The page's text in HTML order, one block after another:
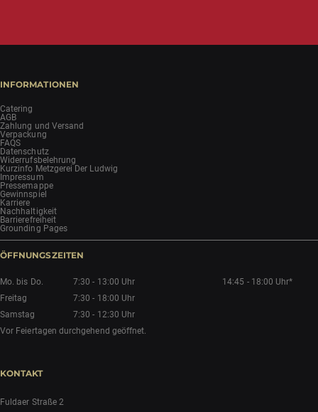
INFORMATIONEN
Catering
AGB
Zahlung und Versand
Verpackung
FAQS
Datenschutz
Widerrufsbelehrung
Kurzinfo Metzgerei Der Ludwig
Impressum
Pressemappe
Gewinnspiel
Karriere
Nachhaltigkeit
Barrierefreiheit
Grounding Pages
ÖFFNUNGSZEITEN
Mo. bis Do. 7:30 - 13:00 Uhr
14:45 - 18:00 Uhr*
Freitag
7:30 - 18:00 Uhr
Samstag
7:30 - 12:30 Uhr
Vor Feiertagen durchgehend geöffnet.
KONTAKT
Fuldaer Straße 2